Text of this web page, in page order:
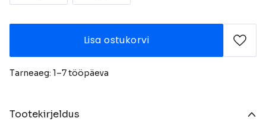
Lisa ostukorvi
Tarneaeg: 1–7 tööpäeva
Tootekirjeldus